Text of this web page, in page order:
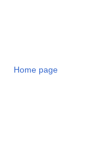
Home page